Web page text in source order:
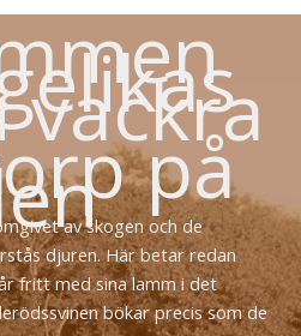
vackra
på
av skogen och de
djuren. Här betar redan
fritt med sina lamm i det
bökar precis som de